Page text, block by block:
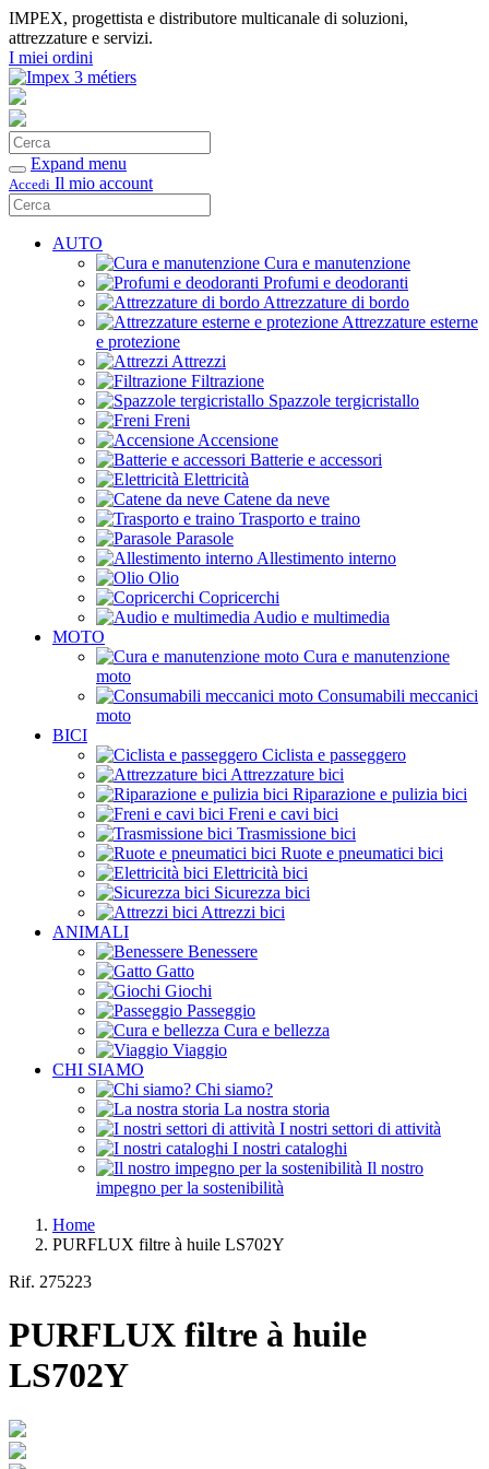
IMPEX, progettista e distributore multicanale di soluzioni,
attrezzature e servizi.
I miei ordini
Cerca
Conferma
Expand menu
Accedi Il mio account
Cerca
AUTO
Cura e manutenzione
Profumi e deodoranti
Attrezzature di bordo
Attrezzature esterne
e protezione
Attrezzi
Filtrazione
Spazzole tergicristallo
Freni
Accensione
Batterie e accessori
Elettricità
Catene da neve
Trasporto e traino
Parasole
Allestimento interno
Olio
Copricerchi
Audio e multimedia
MOTO
Cura e manutenzione
moto
Consumabili meccanici
moto
BICI
Ciclista e passeggero
Attrezzature bici
Riparazione e pulizia bici
Freni e cavi bici
Trasmissione bici
Ruote e pneumatici bici
Elettricità bici
Sicurezza bici
Attrezzi bici
ANIMALI
Benessere
Gatto
Giochi
Passeggio
Cura e bellezza
Viaggio
CHI SIAMO
Chi siamo?
La nostra storia
I nostri settori di attività
I nostri cataloghi
Il nostro
impegno per la sostenibilità
Home
PURFLUX filtre à huile LS702Y
Rif. 275223
PURFLUX filtre à huile
LS702Y